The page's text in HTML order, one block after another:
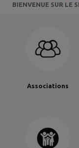
BIENVENUE SUR LE
Associations